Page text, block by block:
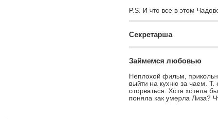
P.S. И что все в этом
Секретарша
Займемся любовью
Неплохой фильм,
выйти на кухню за чаем. Т.
оторваться. Хотя хотела
поняла как умерла Лиза?
Терминал
Секретарша
Займемся любовью